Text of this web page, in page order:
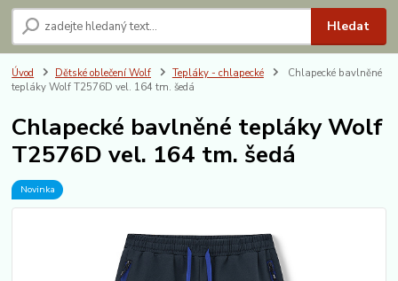
Hledat
Úvod Dětské oblečení Wolf Tepláky - chlapecké
Chlapecké bavlněné
tepláky Wolf T2576D vel. 164 tm. šedá
Chlapecké bavlněné tepláky Wolf
T2576D vel. 164 tm. šedá
Novinka